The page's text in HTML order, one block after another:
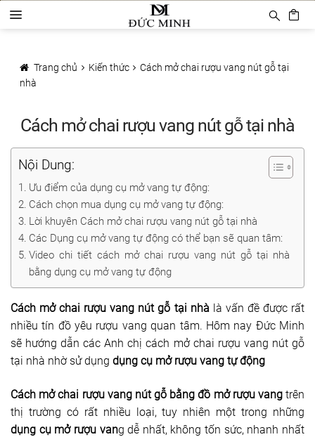
đến
hướng
Chuyển
đến
a
h
m
Sản phẩm
Decanter
Khui mở vang
Mở tự động
Mở hơi khí nén
Dụng cụ rót rượu vang
Xô ướp đá rượu vang
Khác
Rượu Vang Nhập Khẩu
Trang chủ Kiến thức
Cách mở chai rượu vang nút gỗ tại
nhà
Cách mở chai rượu vang nút gỗ tại nhà
Nội Dung:
Ưu điểm của dụng cụ mở vang tự động:
Cách chọn mua dụng cụ mở vang tự động:
Lời khuyên Cách mở chai rượu vang nút gỗ tại nhà
Các Dụng cụ mở vang tự động có thể bạn sẽ quan tâm:
Video chi tiết cách mở chai rượu vang nút gỗ tại nhà
bằng dụng cụ mở vang tự động
Cách mở chai rượu vang nút gỗ tại nhàlà vấn đề được rất
nhiều tín đồ yêu rượu vang quan tâm. Hôm nay Đức Minh
sẽ hướng dẫn các Anh chị cách mở chai rượu vang nút gỗ
tại nhà nhờ sử dụng dụng cụ mở rượu vang tự động
Cách mở chai rượu vang nút gỗ bằng đồ mở rượu vangtrên
thị trường có rất nhiều loại, tuy nhiên một trong những
dụng cụ mở rượu vang dễ nhất, không tốn sức, nhanh nhất